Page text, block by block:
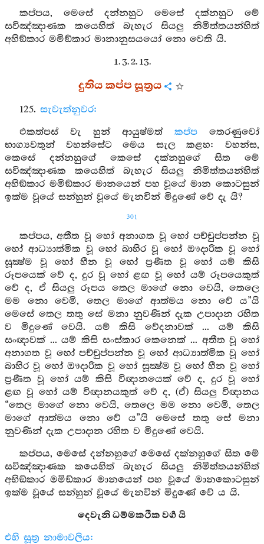
කප්පය, මෙසේ දන්නහුට මෙසේ දක්නහුට මේ
සවිඤ්ඤාණක කයෙහිත් බැහැර සියලු නිමිත්තයන්හිත්
අහිඞ්කාර මමිඞ්කාර මානානුසයයෝ නො වෙති යි.
1. 3. 2. 13.
දුතිය කප්ප සූත්‍රය
125. සැවැත්නුවර:
එකත්පස් වැ හුන් ආයුෂ්මත් කප්පතෙරණුවෝ
භාග්‍යවතුන් වහන්සේට මෙය සැල කළහ: වහන්ස,
කෙසේ දන්නහුගේ කෙසේ දක්නහුගේ සිත මේ
සවිඤ්ඤාණක කයෙහිත් බැහැර සියලු නිමිත්තයන්හිත්
අහිඞ්කාර මමිඞ්කාර මානයෙන් පහ වූයේ මාන කොටසුන්
ඉක්ම වූයේ සන්හුන් වූයේ මැනවින් මිදුණේ වේ දැ යි?
301
කප්පය, අතීත වූ හෝ අනාගත වූ හෝ පච්චුප්පන්න වූ
හෝ ආධ්‍යාත්මික වූ හෝ බාහිර වූ හෝ ඖදාරික වූ හෝ
සූක්‍ෂ්ම වූ හෝ හීන වූ හෝ ප්‍රණීත වූ හෝ යම් කිසි
රූපයෙක් වේ ද, දුර වූ හෝ ළඟ වූ හෝ යම් රූපයෙකුත්
වේ ද, ඒ සියලු රූපය තෙල මාගේ නො වෙයි, තෙලෙ
මම නො වෙමි, තෙල මාගේ ආත්මය නො වේ ය”යි
මෙසේ තෙල තතු සේ මනා නුවණින් දැක උපාදාන රහිත
ව මිදුණේ වෙයි. යම් කිසි වේදනාවක් ... යම් කිසි
සංඥාවක් ... යම් කිසි සංස්කාර කෙනෙක් ... අතීත වූ හෝ
අනාගත වූ හෝ පච්චුප්පන්න වූ හෝ ආධ්‍යාත්මික වූ හෝ
බාහිර වූ හෝ ඖදාරික වූ හෝ සූක්‍ෂ්ම වූ හෝ හීන වූ හෝ
ප්‍රණීත වූ හෝ යම් කිසි විඥානයෙක් වේ ද, දුර වූ හෝ
ළඟ වූ හෝ යම් විඥානයකුත් වේ ද, (ඒ) සියලු විඥානය
“තෙල මාගේ නො වෙයි, තෙලෙ මම නො වෙමි, තෙල
මාගේ ආත්මය නො වේ ය”යි මෙසේ තතු සේ මනා
නුවණින් දැක උපාදාන රහිත ව මිදුණේ වෙයි.
කප්පය, මෙසේ දන්නහුගේ මෙසේ දක්නහුගේ සිත මේ
සවිඤ්ඤාණක කයෙහිත් බැහැර සියලු නිමිත්තයන්හිත්
අභිඞ්කාර මමිඞ්කාර මානයෙන් පහ වූයේ මානකොටසුන්
ඉක්ම වූයේ සන්හුන් වූයේ මැනවින් මිදුණේ වේ ය යි.
දෙවැනි ධම්මකථික වර්‍ග යි
එහි සූත්‍ර නාමාවලිය: